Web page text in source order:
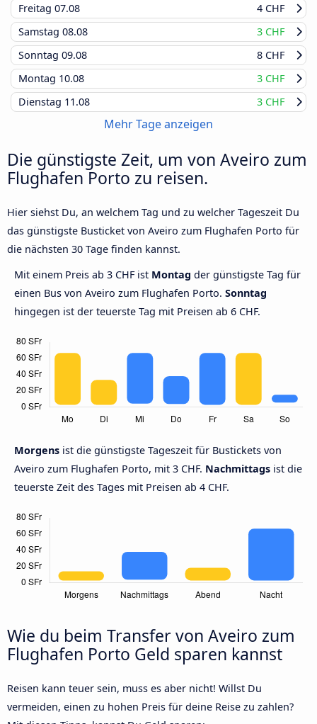
Freitag 07.08
4 CHF
Samstag 08.08
3 CHF
Sonntag 09.08
8 CHF
Montag 10.08
3 CHF
Dienstag 11.08 3 CHF
Mehr Tage anzeigen
Die günstigste Zeit, um von Aveiro zum
Flughafen Porto zu reisen.
Hier siehst Du, an welchem Tag und zu welcher Tageszeit Du
das günstigste Busticket von Aveiro zum Flughafen Porto für
die nächsten 30 Tage finden kannst.
Mit einem Preis ab 3 CHF ist Montag der günstigste Tag für
einen Bus von Aveiro zum Flughafen Porto. Sonntag
hingegen ist der teuerste Tag mit Preisen ab 6 CHF.
Morgens ist die günstigste Tageszeit für Bustickets von
Aveiro zum Flughafen Porto, mit 3 CHF. Nachmittags ist die
teuerste Zeit des Tages mit Preisen ab 4 CHF.
Wie du beim Transfer von Aveiro zum
Flughafen Porto Geld sparen kannst
Reisen kann teuer sein, muss es aber nicht! Willst Du
vermeiden, einen zu hohen Preis für deine Reise zu zahlen?